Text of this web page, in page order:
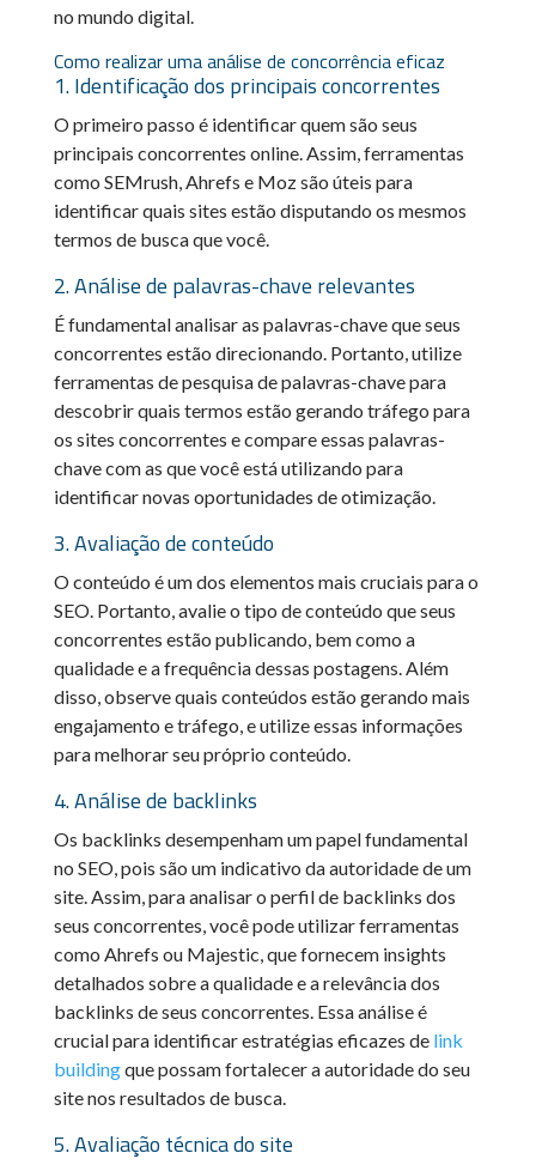
no mundo digital.
Como realizar uma análise de concorrência eficaz
1. Identificação dos principais concorrentes
O primeiro passo é identificar quem são seus
principais concorrentes online. Assim, ferramentas
como SEMrush, Ahrefs e Moz são úteis para
identificar quais sites estão disputando os mesmos
termos de busca que você.
2. Análise de palavras-chave relevantes
É fundamental analisar as palavras-chave que seus
concorrentes estão direcionando. Portanto, utilize
ferramentas de pesquisa de palavras-chave para
descobrir quais termos estão gerando tráfego para
os sites concorrentes e compare essas palavras-
chave com as que você está utilizando para
identificar novas oportunidades de otimização.
3. Avaliação de conteúdo
O conteúdo é um dos elementos mais cruciais para o
SEO. Portanto, avalie o tipo de conteúdo que seus
concorrentes estão publicando, bem como a
qualidade e a frequência dessas postagens. Além
disso, observe quais conteúdos estão gerando mais
engajamento e tráfego, e utilize essas informações
para melhorar seu próprio conteúdo.
4. Análise de backlinks
Os backlinks desempenham um papel fundamental
no SEO, pois são um indicativo da autoridade de um
site. Assim, para analisar o perfil de backlinks dos
seus concorrentes, você pode utilizar ferramentas
como Ahrefs ou Majestic, que fornecem insights
detalhados sobre a qualidade e a relevância dos
backlinks de seus concorrentes. Essa análise é
crucial para identificar estratégias eficazes de link
buildingque possam fortalecer a autoridade do seu
site nos resultados de busca.
5. Avaliação técnica do site